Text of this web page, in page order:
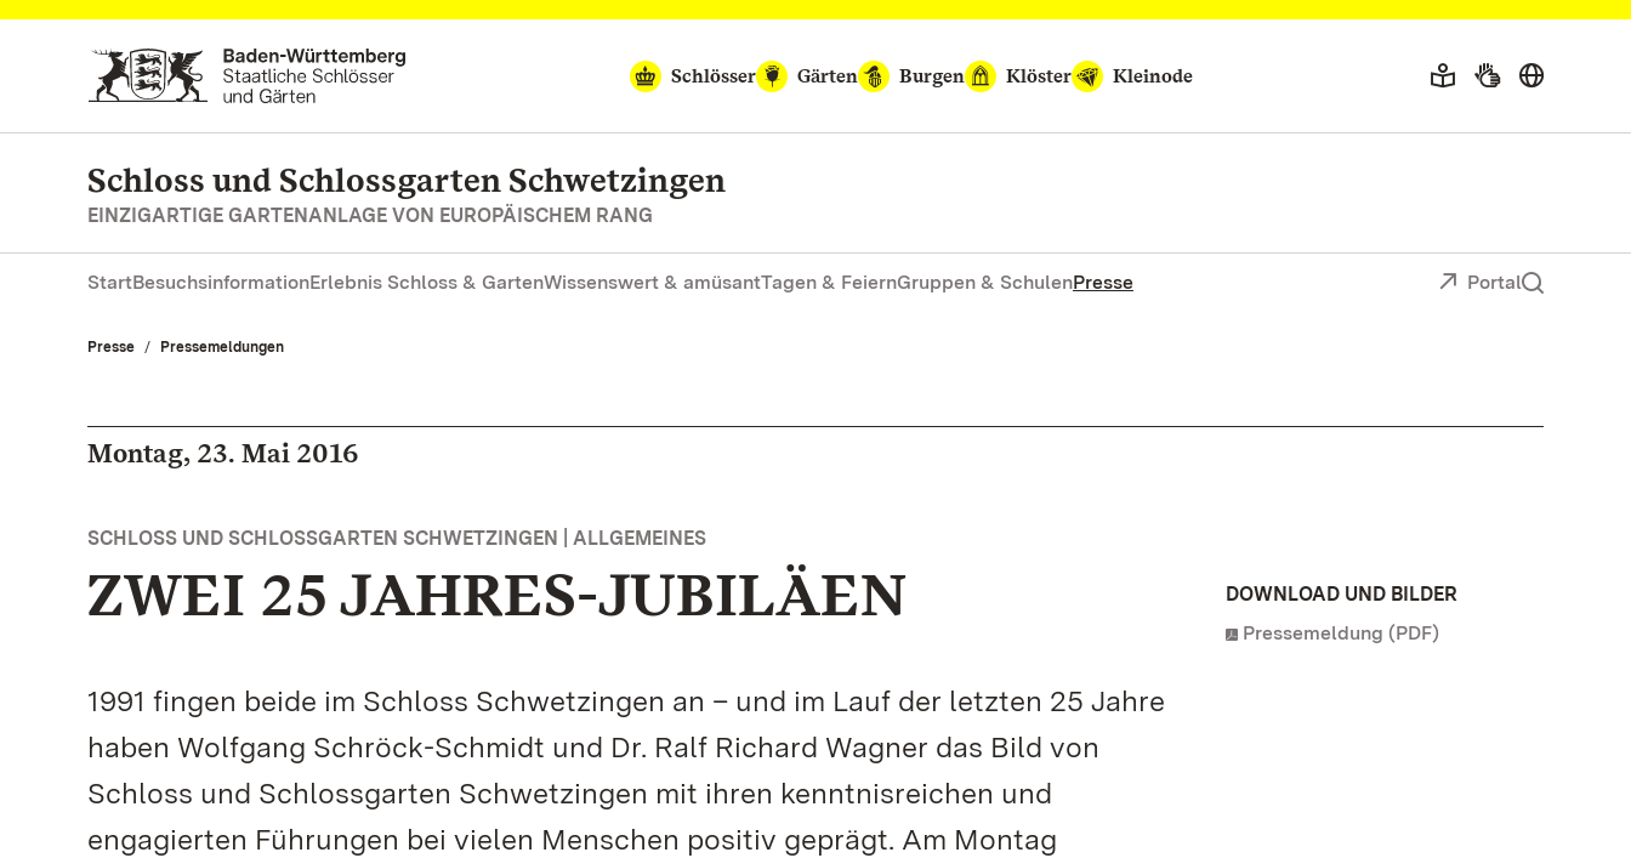
Zum Hauptinhalt springen
Schlösser
Gärten Burgen Klöster Kleinode
Schloss und Schlossgarten Schwetzingen
EINZIGARTIGE GARTENANLAGE VON EUROPÄISCHEM RANG
StartBesuchsinformationErlebnis Schloss & GartenWissenswert & amüsantTagen & FeiernGruppen & SchulenPresse Portal
Presse Pressemeldungen
Montag, 23. Mai 2016
SCHLOSS UND SCHLOSSGARTEN SCHWETZINGEN | ALLGEMEINES
ZWEI 25 JAHRES-JUBILÄEN
1991 fingen beide im Schloss Schwetzingen an – und im Lauf der letzten 25 Jahre
haben Wolfgang Schröck-Schmidt und Dr. Ralf Richard Wagner das Bild von
Schloss und Schlossgarten Schwetzingen mit ihren kenntnisreichen und
engagierten Führungen bei vielen Menschen positiv geprägt. Am Montag
DOWNLOAD UND BILDER
Pressemeldung (PDF)